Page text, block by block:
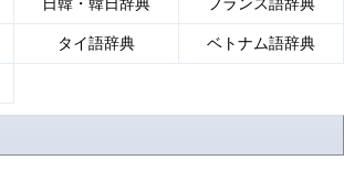
タイ語辞典 ベトナム語辞典